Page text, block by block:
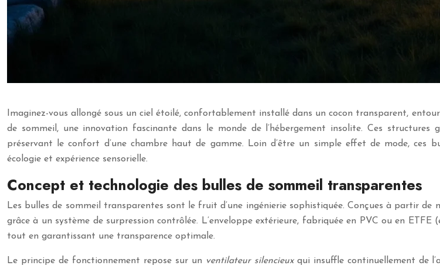
Imaginez-vous allongé sous un ciel étoilé, confortablement installé dans un cocon transparent,
de sommeil, une innovation fascinante dans le monde de l’hébergement insolite. Ces
préservant le confort d’une chambre haut de gamme. Loin d’être un simple effet de mode, ces
écologie et expérience sensorielle.
Concept et technologie des bulles de sommeil transparentes
Les bulles de sommeil transparentes sont le fruit d’une ingénierie sophistiquée. Conçues à partir
grâce à un système de surpression contrôlée. L’enveloppe extérieure, fabriquée en PVC ou en
tout en garantissant une transparence optimale.
Le principe de fonctionnement repose sur un ventilateur silencieux qui insuffle continuellement de